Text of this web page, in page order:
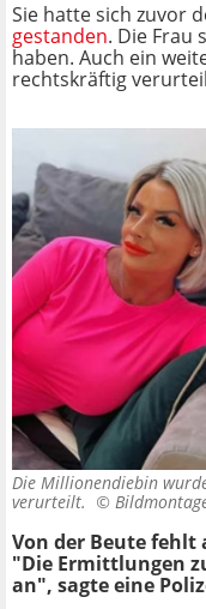
Sie hatte sich zuvor
gestanden. Die Frau
haben. Auch ein
rechtskräftig
Die Millionendiebin
verurteilt. ©
Von der Beute fehlt
"Die Ermittlungen
an", sagte eine